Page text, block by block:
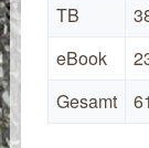
TB
eBook
Gesamt
61